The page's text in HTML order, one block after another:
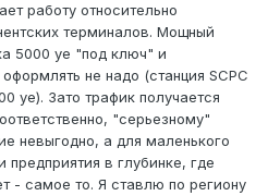
работу относительно
терминалов. Мощный
5000 уе "под ключ" и
не надо (станция SCPC
уе). Зато трафик получается
"серьезному"
невыгодно, а для маленького
в глубинке, где
- самое то. Я ставлю по региону